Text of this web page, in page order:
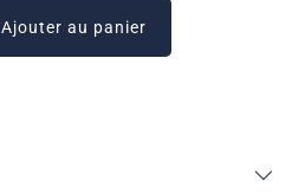
Ajouter au panier